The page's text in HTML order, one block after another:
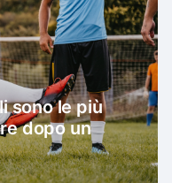
sono le più
dopo un